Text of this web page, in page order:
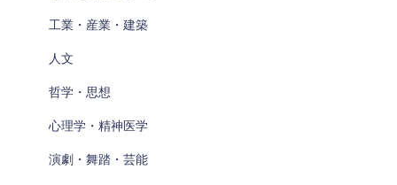
工業・産業・建築
人文
哲学・思想
心理学・精神医学
演劇・舞踏・芸能